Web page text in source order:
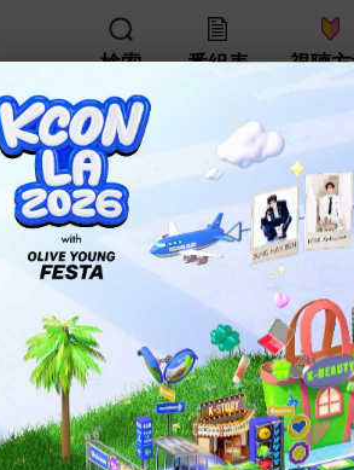
検索 番組表 視聴
検索 woo!ah!の検索結果